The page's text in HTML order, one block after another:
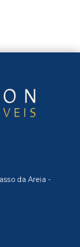
da Areia -